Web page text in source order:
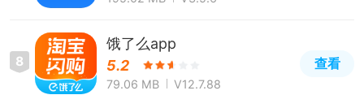
8
饿了么app
5.2
79.06 MB V12.7.88
查看